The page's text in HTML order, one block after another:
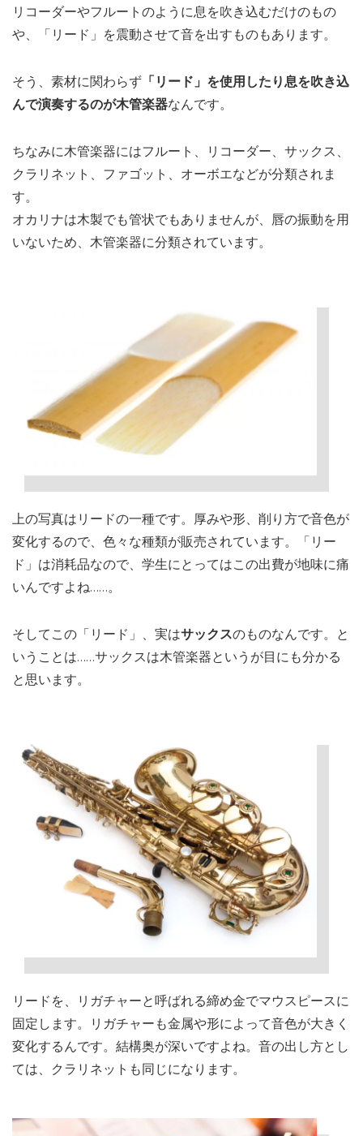
リコーダーやフルートのように息を吹き込むだけのもの
や、「リード」を震動させて音を出すものもあります。
そう、素材に関わらず 「リード」を使用したり息を吹き込
んで演奏するのが木管楽器なんです。
ちなみに木管楽器にはフルート、リコーダー、サックス、
クラリネット、ファゴット、オーボエなどが分類されま
す。
オカリナは木製でも管状でもありませんが、唇の振動を用
いないため、木管楽器に分類されています。
上の写真はリードの一種です。厚みや形、削り方で音色が
変化するので、色々な種類が販売されています。「リー
ド」は消耗品なので、学生にとってはこの出費が地味に痛
いんですよね……。
そしてこの「リード」、実はサックスのものなんです。と
いうことは……サックスは木管楽器というが目にも分かる
と思います。
リードを、リガチャーと呼ばれる締め金でマウスピースに
固定します。リガチャーも金属や形によって音色が大きく
変化するんです。結構奥が深いですよね。音の出し方とし
ては、クラリネットも同じになります。